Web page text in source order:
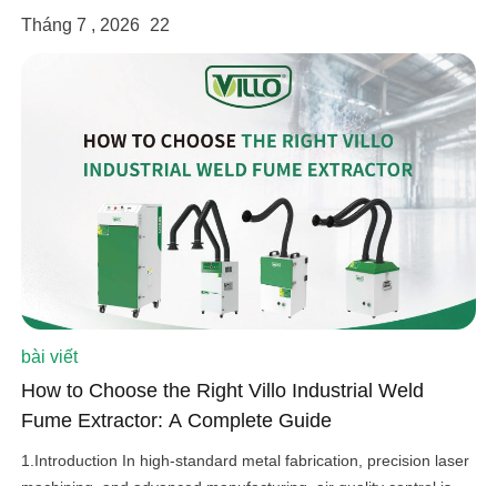
Tháng 7 , 2026 22
bài viết
How to Choose the Right Villo Industrial Weld
Fume Extractor: A Complete Guide
1.Introduction In high-standard metal fabrication, precision laser